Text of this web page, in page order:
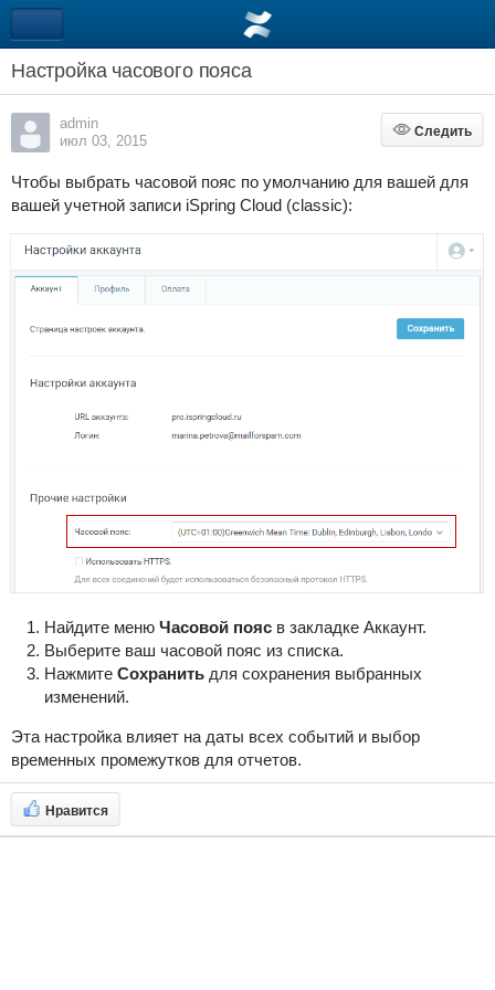
Настройка часового пояса
admin
июл 03, 2015
Следить
Следить
Чтобы выбрать часовой пояс по умолчанию для вашей для
вашей учетной записи iSpring Cloud (classic):
Найдите меню Часовой поясв закладке Аккаунт.
Выберите ваш часовой пояс из списка.
Нажмите Сохранитьдля сохранения выбранных
изменений.
Эта настройка влияет на даты всех событий и выбор
временных промежутков для отчетов.
Нравится